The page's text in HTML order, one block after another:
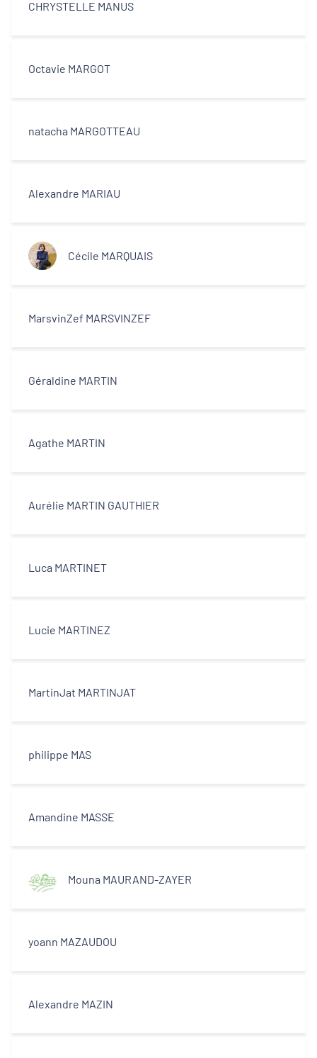
CHRYSTELLE MANUS
Octavie MARGOT
natacha MARGOTTEAU
Alexandre MARIAU
Cécile MARQUAIS
MarsvinZef MARSVINZEF
Géraldine MARTIN
Agathe MARTIN
Aurélie MARTIN GAUTHIER
Luca MARTINET
Lucie MARTINEZ
MartinJat MARTINJAT
philippe MAS
Amandine MASSE
Mouna MAURAND-ZAYER
yoann MAZAUDOU
Alexandre MAZIN